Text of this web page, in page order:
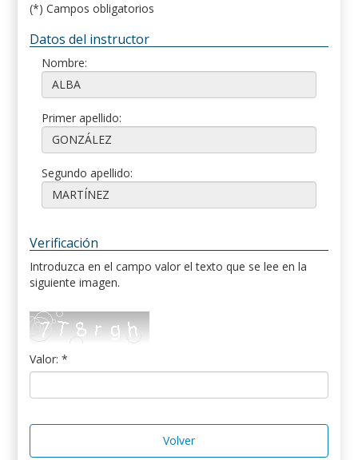
(*) Campos obligatorios
Datos del instructor
Nombre:
Primer apellido:
Segundo apellido:
Verificación
Introduzca en el campo valor el texto que se lee en la
siguiente imagen.
Valor: *
Volver